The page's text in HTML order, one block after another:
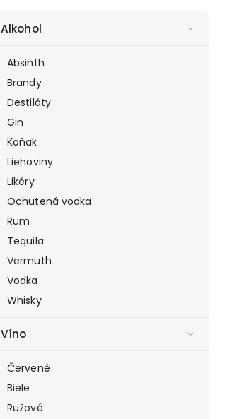
Alkohol
Absinth
Brandy
Destiláty
Gin
Koňak
Liehoviny
Likéry
Ochutená vodka
Rum
Tequila
Vermuth
Vodka
Whisky
Víno
Červené
Biele
Ružové